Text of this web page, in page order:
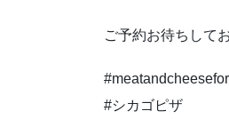
ご予約お待ちして
#シカゴピザ